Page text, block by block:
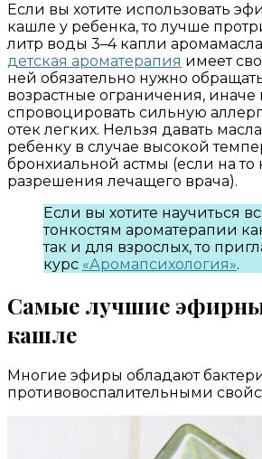
Если вы хотите использовать
кашле у ребенка, то лучше
литр воды 3–4 капли
детская ароматерапия имеет
ней обязательно нужно
возрастные ограничения,
спровоцировать сильную
отек легких. Нельзя давать
ребенку в случае высокой
бронхиальной астмы (если на то
разрешения лечащего врача).
Если вы хотите научиться
тонкостям ароматерапии
так и для взрослых, то
курс «Аромапсихология».
Самые лучшие
кашле
Многие эфиры обладают
противовоспалительными